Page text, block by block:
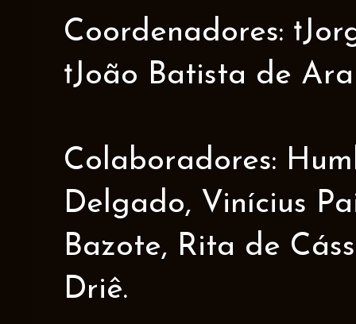
Coordenadores:
†João Batista de
Colaboradores:
Delgado, Vinícius
Bazote, Rita de
Driê.